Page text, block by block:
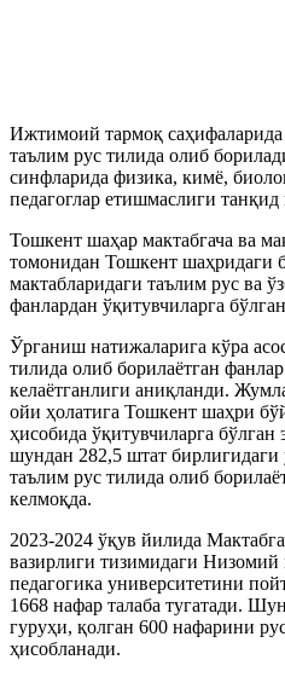
Ижтимоий тармоқ
таълим рус тилида олиб
синфларида физика, кимё,
педагоглар етишмаслиги танқид
Тошкент шаҳар мактабгача ва
томонидан Тошкент шаҳридаги
мактабларидаги таълим рус ва
фанлардан ўқитувчиларга
Ўрганиш натижаларига кўра
тилида олиб борилаётган
келаётганлиги аниқланди.
ойи ҳолатига Тошкент шаҳри
ҳисобида ўқитувчиларга
шундан 282,5 штат бирлигидаги
таълим рус тилида олиб
келмоқда.
2023-2024 ўқув йилида
вазирлиги тизимидаги
педагогика университетини
1668 нафар талаба тугатади.
гуруҳи, қолган 600 нафарини
ҳисобланади.